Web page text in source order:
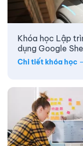
Khóa học Lập
dụng Google
Chi tiết khóa học